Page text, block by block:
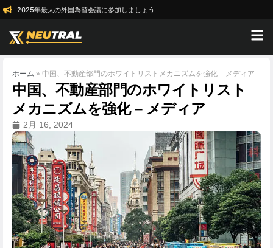
2025年最大の外国為替会議に参加しましょう
ホーム » 中国、不動産部門のホワイトリストメカニズムを強化 – メディア
中国、不動産部門のホワイトリスト
メカニズムを強化 – メディア
2月 16, 2024